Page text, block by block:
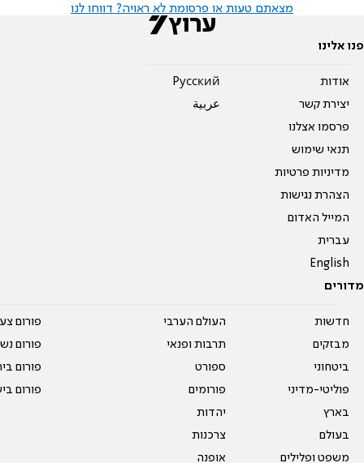
מצאתם טעות או פרסומת לא ראויה? דווחו לנו
פנו אלינו
אודות
יצירת קשר
פרסמו אצלנו
תנאי שימוש
מדיניות פרטיות
הצהרת נגישות
המייל האדום
עברית
English
Pусский
عربية
מדורים
חדשות
מבזקים
ביטחוני
פוליטי-מדיני
בארץ
בעולם
משפט ופלילים
העולם הערבי
תרבות ופנאי
ספורט
פורומים
יהדות
צרכנות
אופנה
פורום
פורום
פורום
פורום